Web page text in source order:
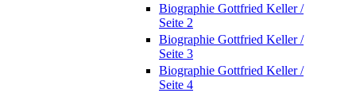
Biographie Gottfried Keller /
Seite 2
Biographie Gottfried Keller /
Seite 3
Biographie Gottfried Keller /
Seite 4